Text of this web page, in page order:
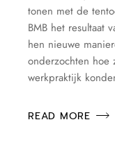
tonen met de
BMB het resultaat
hen nieuwe
onderzochten
werkpraktijk
READ MORE